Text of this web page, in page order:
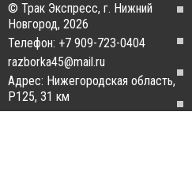
© Трак Экспресс, г. Нижний
Новгород, 2026
Телефон: +7 909-723-0404
razborka45@mail.ru
Адрес: Нижегородская область,
Р125, 31 км